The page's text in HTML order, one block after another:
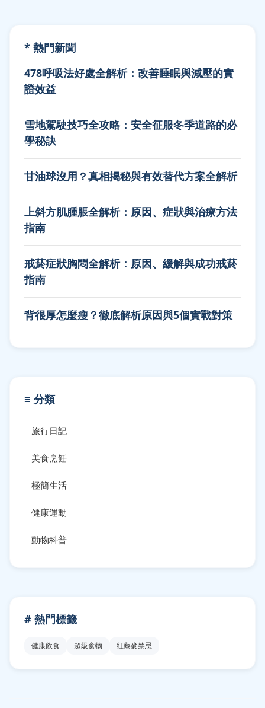
* 熱門新聞
478呼吸法好處全解析：改善睡眠與減壓的實
證效益
雪地駕駛技巧全攻略：安全征服冬季道路的必
學秘訣
甘油球沒用？真相揭秘與有效替代方案全解析
上斜方肌腫脹全解析：原因、症狀與治療方法
指南
戒菸症狀胸悶全解析：原因、緩解與成功戒菸
指南
背很厚怎麼瘦？徹底解析原因與5個實戰對策
≡ 分類
旅行日記
美食烹飪
極簡生活
健康運動
動物科普
# 熱門標籤
健康飲食 超級食物 紅藜麥禁忌